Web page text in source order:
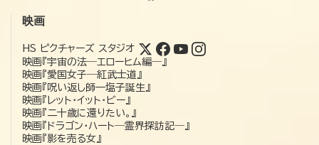
映画
HS ピクチャーズ スタジオ
映画『宇宙の法―エローヒム編―』
映画『愛国女子―紅武士道』
映画『呪い返し師—塩子誕生』
映画『レット・イット・ビー』
映画『二十歳に還りたい。』
映画『ドラゴン・ハート―霊界探訪記―』
映画『影を売る女』